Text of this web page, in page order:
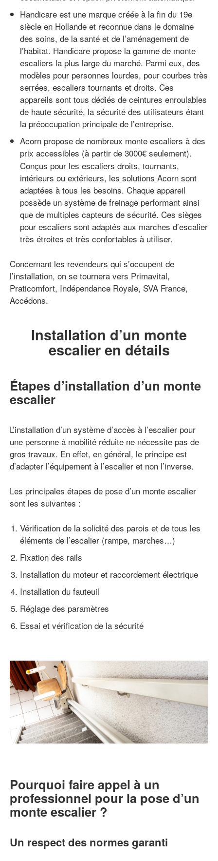
Handicare est une marque créée à la fin du 19e
siècle en Hollande et reconnue dans le domaine
des soins, de la santé et de l’aménagement de
l’habitat. Handicare propose la gamme de monte
escaliers la plus large du marché. Parmi eux, des
modèles pour personnes lourdes, pour courbes très
serrées, escaliers tournants et droits. Ces
appareils sont tous dédiés de ceintures enroulables
de haute sécurité, la sécurité des utilisateurs étant
la préoccupation principale de l’entreprise.
Acorn propose de nombreux monte escaliers à des
prix accessibles (à partir de 3000€ seulement).
Conçus pour les escaliers droits, tournants,
intérieurs ou extérieurs, les solutions Acorn sont
adaptées à tous les besoins. Chaque appareil
possède un système de freinage performant ainsi
que de multiples capteurs de sécurité. Ces sièges
pour escaliers sont adaptés aux marches d’escalier
très étroites et très confortables à utiliser.
Concernant les revendeurs qui s’occupent de
l’installation, on se tournera vers Primavital,
Praticomfort, Indépendance Royale, SVA France,
Accédons.
Installation d’un monte
escalier en détails
Étapes d’installation d’un monte
escalier
L’installation d’un système d’accès à l’escalier pour
une personne à mobilité réduite ne nécessite pas de
gros travaux. En effet, en général, le principe est
d’adapter l’équipement à l’escalier et non l’inverse.
Les principales étapes de pose d’un monte escalier
sont les suivantes :
Vérification de la solidité des parois et de tous les
éléments de l’escalier (rampe, marches…)
Fixation des rails
Installation du moteur et raccordement électrique
Installation du fauteuil
Réglage des paramètres
Essai et vérification de la sécurité
Pourquoi faire appel à un
professionnel pour la pose d’un
monte escalier ?
Un respect des normes garanti